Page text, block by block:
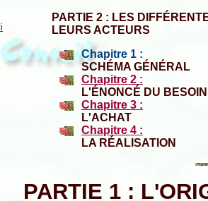
PARTIE 2 : LES
LEURS ACTEURS
Chapitre 1 :
SCHÉMA GÉNÉRAL
Chapitre 2 :
L'ÉNONCÉ DU BESOIN
Chapitre 3 :
L'ACHAT
Chapitre 4 :
LA RÉALISATION
PARTIE 1 :